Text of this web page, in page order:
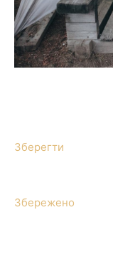
Зберегти
Збережено